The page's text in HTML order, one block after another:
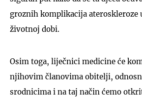
groznih komplikacija
životnoj dobi.
Osim toga, liječnici medicine će
njihovim članovima obitelji,
srodnicima i na taj način ćemo